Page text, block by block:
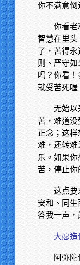
你不满意倒
你看老
智慧在里
了，苦得
则、严守
吗？你看
就受苦死喔
无始以
苦，难道
正念；这
难，还转
乐。如果
苦，停止你
这点要
安和、同
答我一声，
大愿造
阿弥